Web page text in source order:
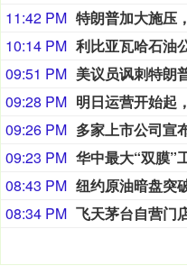
11:42 PM
10:14 PM
09:51 PM
09:28 PM
09:26 PM 多家上市公司宣
09:23 PM 华中最大“双膜”
08:43 PM 纽约原油暗盘突
08:34 PM